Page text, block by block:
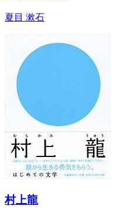
夏目 漱石
村上龍